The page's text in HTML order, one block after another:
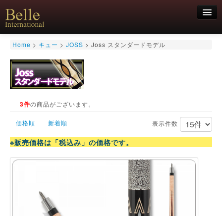
新規会員登録
ログイン
HOME
キュー
キュー用途別
キューケース
特価商品
お気軽にお問合せくださいませ！
Home > キュー > JOSS > Joss スタンダードモデル
3件の商品がございます。
価格順 新着順 表示件数
※販売価格は「税込み」の価格です。